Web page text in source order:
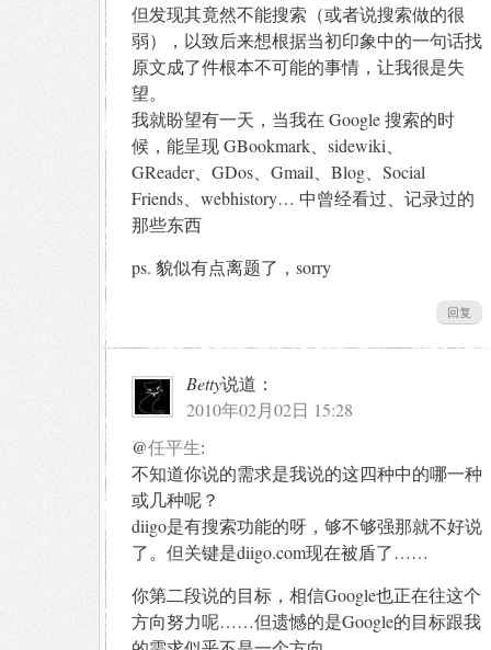
但发现其竟然不能搜索（或者说搜索做的很
弱），以致后来想根据当初印象中的一句话找
原文成了件根本不可能的事情，让我很是失
望。
我就盼望有一天，当我在 Google 搜索的时
候，能呈现 GBookmark、sidewiki、
GReader、GDos、Gmail、Blog、Social
Friends、webhistory… 中曾经看过、记录过的
那些东西
ps. 貌似有点离题了，sorry
回复
Betty说道：
2010年02月02日 15:28
@任平生:
不知道你说的需求是我说的这四种中的哪一种
或几种呢？
diigo是有搜索功能的呀，够不够强那就不好说
了。但关键是diigo.com现在被盾了……
你第二段说的目标，相信Google也正在往这个
方向努力呢……但遗憾的是Google的目标跟我